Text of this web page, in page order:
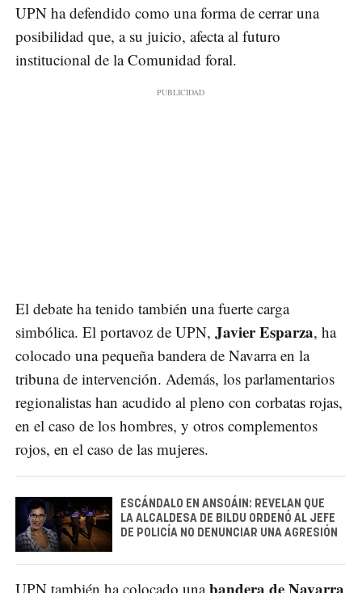
UPN ha defendido como una forma de cerrar una
posibilidad que, a su juicio, afecta al futuro
institucional de la Comunidad foral.
El debate ha tenido también una fuerte carga
simbólica. El portavoz de UPN, Javier Esparza, ha
colocado una pequeña bandera de Navarra en la
tribuna de intervención. Además, los parlamentarios
regionalistas han acudido al pleno con corbatas rojas,
en el caso de los hombres, y otros complementos
rojos, en el caso de las mujeres.
ESCÁNDALO EN ANSOÁIN: REVELAN QUE
LA ALCALDESA DE BILDU ORDENÓ AL JEFE
DE POLICÍA NO DENUNCIAR UNA AGRESIÓN
UPN también ha colocado una bandera de Navarra